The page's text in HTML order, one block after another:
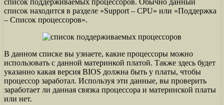
список поддерживаемых процессоров. Обычно данный
список находится в разделе «Support – CPU» или «Поддержка
– Список процессоров».
В данном списке вы узнаете, какие процессоры можно
использовать с данной материнкой платой. Также здесь будет
указанно какая версия BIOS должна быть у платы, чтобы
процессор заработал. Используя эти данные, вы проверить
заработает ли данная связка процессора и материнской платы
или нет.